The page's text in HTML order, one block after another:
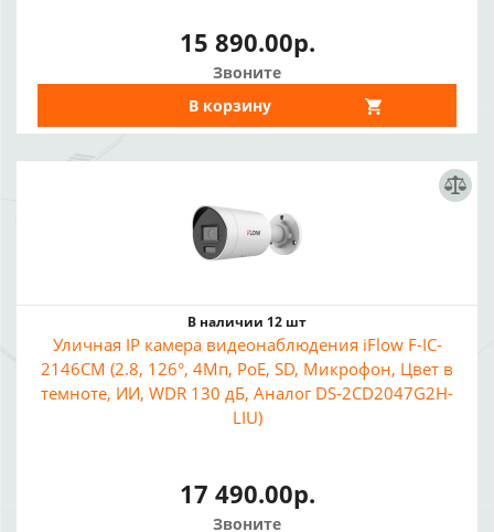
15 890.00р.
Звоните
В корзину
В наличии 12 шт
Уличная IP камера видеонаблюдения iFlow F-IC-
2146CM (2.8, 126°, 4Мп, PoE, SD, Микрофон, Цвет в
темноте, ИИ, WDR 130 дБ, Аналог DS-2CD2047G2H-
LIU)
17 490.00р.
Звоните